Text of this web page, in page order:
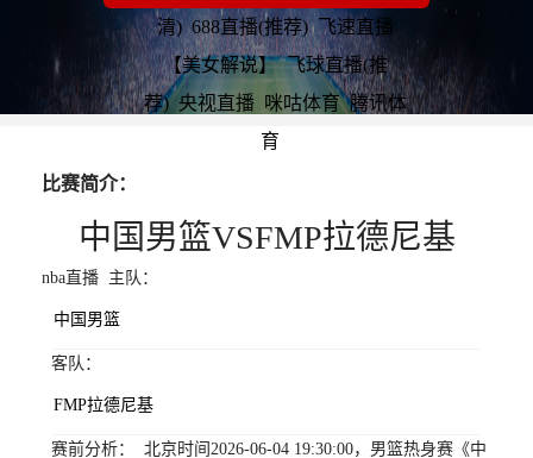
清) 688直播(推荐) 飞速直播
【美女解说】 飞球直播(推
荐) 央视直播 咪咕体育 腾讯体
育
比赛简介：
中国男篮VSFMP拉德尼基
nba直播 主队：
中国男篮
客队：
FMP拉德尼基
赛前分析： 北京时间2026-06-04 19:30:00，男篮热身赛《中